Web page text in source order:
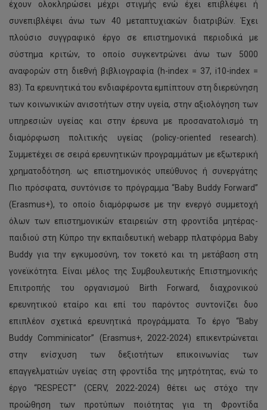
έχουν ολοκληρώσει μέχρι στιγμής ενώ έχει επιβλέψει ή
συνεπιβλέψει άνω των 40 μεταπτυχιακών διατριβών. Έχει
πλούσιο συγγραφικό έργο σε επιστημονικά περιοδικά με
σύστημα κριτών, το οποίο συγκεντρώνει άνω των 5000
αναφορών στη διεθνή βιβλιογραφία (h-index = 37, i10-index =
83). Τα ερευνητικά του ενδιαφέροντα εμπίπτουν στη διερεύνηση
των κοινωνικών ανισοτήτων στην υγεία, στην αξιολόγηση των
υπηρεσιών υγείας και στην έρευνα με προσανατολισμό τη
διαμόρφωση πολιτικής υγείας (policy-oriented research).
Συμμετέχει σε σειρά ερευνητικών προγραμμάτων με εξωτερική
χρηματοδότηση. ως επιστημονικός υπεύθυνος ή συνεργάτης
Πιο πρόσφατα, συντόνισε το πρόγραμμα “Baby Buddy Forward”
(Erasmus+), το οποίο διαμόρφωσε με την ενεργό συμμετοχή
όλων των επιστημονικών εταιρειών στη φροντίδα μητέρας-
παιδιού στη Κύπρο την εκπαιδευτική webapp πλατφόρμα Baby
Buddy για την εγκυμοσύνη, τον τοκετό και τη μετάβαση στη
γονεϊκότητα. Είναι μέλος της Συμβουλευτικής Επιστημονικής
Επιτροπής του οργανισμού Birth Forward, διαχρονικού
ερευνητικού εταίρο και επί του παρόντος συντονίζει δυο
επιπλέον σχετικά ερευνητικά προγράμματα. Το έργο “Baby
Buddy Comminicator” (Erasmus+, 2022-2024) επικεντρώνεται
στην ενίσχυση των δεξιοτήτων επικοινωνίας των
επαγγελματιών υγείας στη φροντίδα της μητρότητας, ενώ το
έργο “RESPECT” (CERV, 2022-2024) θέτει ως στόχο την
προώθηση των προτύπων ποιότητας για τη Φροντίδα